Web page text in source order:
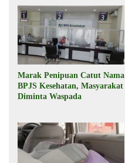
Marak Penipuan Catut Nama
BPJS Kesehatan, Masyarakat
Diminta Waspada